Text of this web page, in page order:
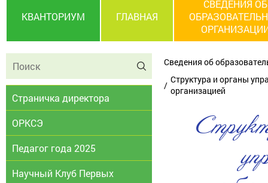
КВАНТОРИУМ ГЛАВНАЯ
СВЕДЕНИЯ ОБ
Страничка директора
ОРКСЭ
Педагог года 2025
Научный Клуб Первых
Сведения об
Структура и органы
организацией